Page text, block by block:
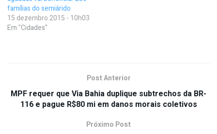
famílias do semiárido
15 dezembro 2015 - 10h03
Em "Cidades"
Post Anterior
MPF requer que Via Bahia duplique subtrechos da BR-
116 e pague R$80 mi em danos morais coletivos
Próximo Post